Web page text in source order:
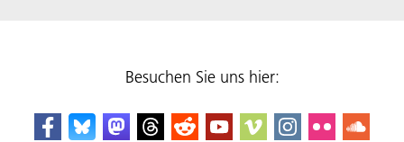
Besuchen Sie uns hier: